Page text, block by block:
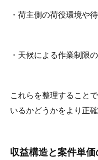
・荷主側の荷役環境や
・天候による作業制限
これらを整理すること
いるかどうかをより正
収益構造と案件単価